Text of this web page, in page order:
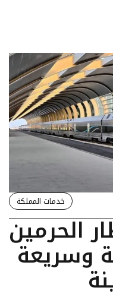
خدمات المملكة
الحرمين
وسريعة